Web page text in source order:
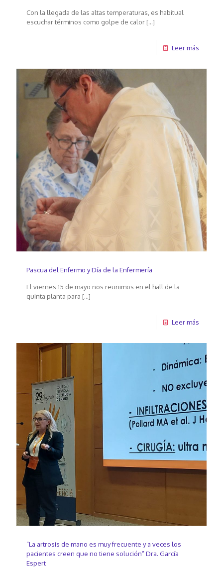
Con la llegada de las altas temperaturas, es habitual
escuchar términos como golpe de calor […]
Leer más
Pascua del Enfermo y Día de la Enfermería
El viernes 15 de mayo nos reunimos en el hall de la
quinta planta para […]
Leer más
“La artrosis de mano es muy frecuente y a veces los
pacientes creen que no tiene solución” Dra. García
Espert